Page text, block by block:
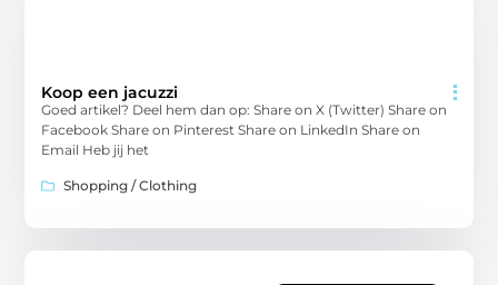
Koop een jacuzzi
Goed artikel? Deel hem dan op: Share on X (Twitter) Share on
Facebook Share on Pinterest Share on LinkedIn Share on
Email Heb jij het
Shopping / Clothing